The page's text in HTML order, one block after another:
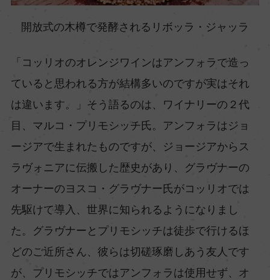
開放式の木樽で発酵されるリボッラ・ジャッラ
「コッリオのオレンジワインはアンフォラで造っ
ていると思われる方が結構多いのですが実はそれ
は違います。」そう語るのは、ワイナリーの２代
目、マルコ・プリモシッチ氏。アンフォラはジョ
ージアで生まれたものですが、ジョージアからス
ラヴォニアに伝搬した歴史があり、グラヴナーの
オーナーのヨスコ・グラヴナー氏がコッリオでは
先駆けて導入、世界に知られるようになりまし
た。グラヴナーとプリモシッチは徒歩で行けるほ
どのご近所さん、彼らは切磋琢磨しあう友人です
が、プリモシッチではアンフォラは使用せず、オ